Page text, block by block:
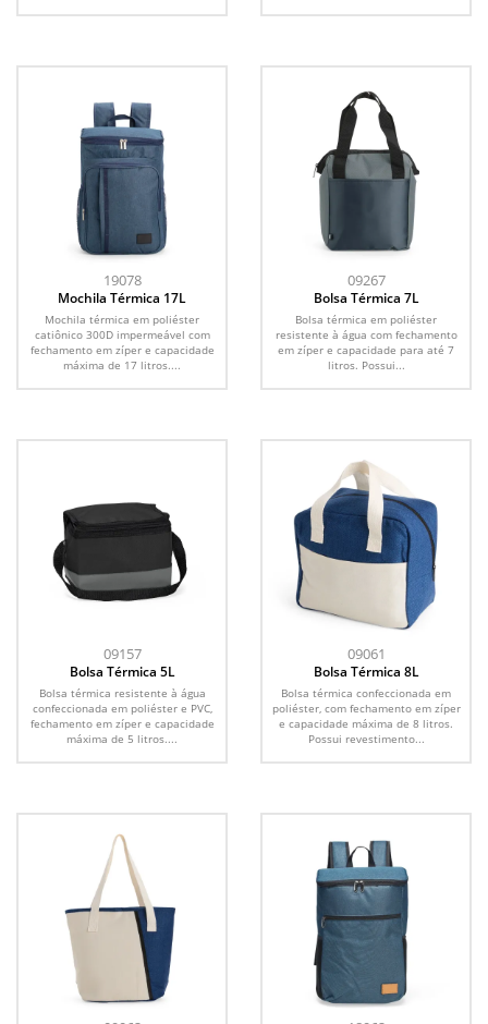
19078
Mochila Térmica 17L
Mochila térmica em poliéster
catiônico 300D impermeável com
fechamento em zíper e capacidade
máxima de 17 litros....
09267
Bolsa Térmica 7L
Bolsa térmica em poliéster
resistente à água com fechamento
em zíper e capacidade para até 7
litros. Possui...
09157
Bolsa Térmica 5L
Bolsa térmica resistente à água
confeccionada em poliéster e PVC,
fechamento em zíper e capacidade
máxima de 5 litros....
09061
Bolsa Térmica 8L
Bolsa térmica confeccionada em
poliéster, com fechamento em zíper
e capacidade máxima de 8 litros.
Possui revestimento...